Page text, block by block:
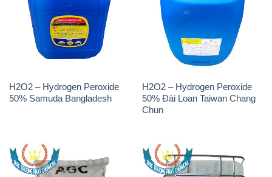
H2O2 – Hydrogen Peroxide
50% Samuda Bangladesh
H2O2 – Hydrogen Peroxide
50% Đài Loan Taiwan Chang
Chun